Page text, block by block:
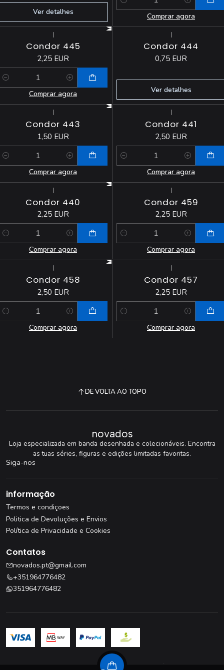
Ver detalhes
Quantidade
Comprar agora
|
Condor 445
2,25 EUR
Comprar agora
|
Condor 444
0,75 EUR
Ver detalhes
|
Condor 443
1,50 EUR
Comprar agora
|
Condor 441
2,50 EUR
Quantidade
Comprar agora
|
Condor 440
2,25 EUR
Comprar agora
|
Condor 459
2,25 EUR
Quantidade
Comprar agora
|
Condor 458
2,50 EUR
Comprar agora
|
Condor 457
2,25 EUR
Quantidade
Comprar agora
DE VOLTA AO TOPO
novados
Loja especializada em banda desenhada e colecionáveis. Encontra
as tuas séries, figuras e edições limitadas favoritas.
Siga-nos
informação
Termos e condiçoes
Politica de Devoluções e Envios
Política de Privacidade e Cookies
Contatos
novados.pt@gmail.com
+351964776482
351964776482
Livro de Reclamações·Resolução de Litígios